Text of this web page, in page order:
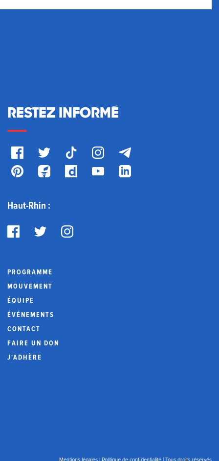
RESTEZ INFORMÉ
Haut-Rhin :
PROGRAMME
MOUVEMENT
ÉQUIPE
ÉVÉNEMENTS
CONTACT
FAIRE UN DON
J'ADHÈRE
Mentions légales Politique de confidentialité | Tous droits réservés